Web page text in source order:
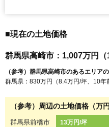
■現在の土地価格
群馬県高崎市：1,007万円（
（参考）群馬県高崎市のあるエリア
群馬県：830万円（8.4万円/坪、10年
（参考）周辺の土地価格（万円
群馬県前橋市 13万円/坪